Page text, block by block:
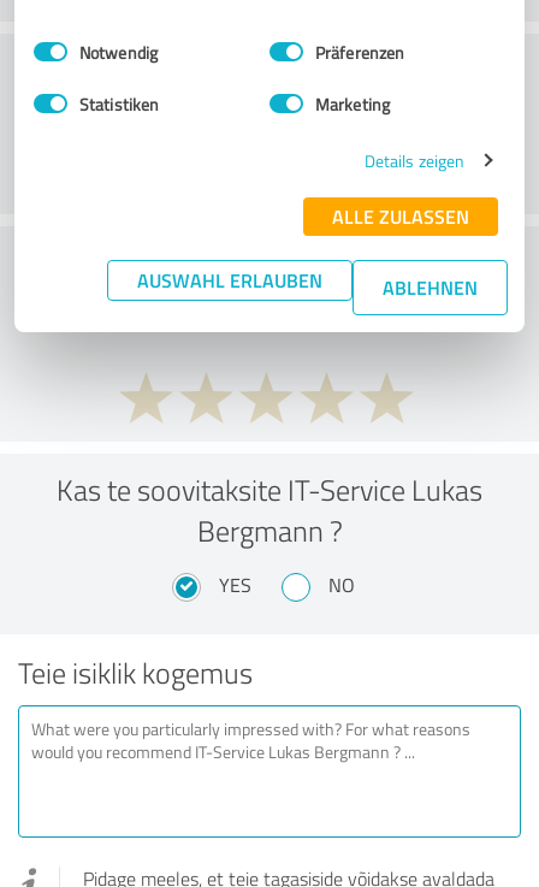
Impressum Datenschutzbestimmungen
Einwilligungsauswahl
Notwendig Präferenzen
Statistiken Marketing
Details zeigen
ALLE ZULASSEN
AUSWAHL ERLAUBEN ABLEHNEN
Klienditeenindus
What do you think of the price to
performance ratio?
Kas te soovitaksite IT-Service Lukas
Bergmann ?
YES NO
Teie isiklik kogemus
Pidage meeles, et teie tagasiside võidakse avaldada